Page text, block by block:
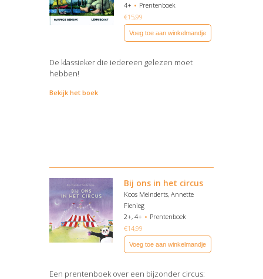
4+
Prentenboek
€15,99
Voeg toe aan winkelmandje
De klassieker die iedereen gelezen moet
hebben!
Bekijk het boek
Bij ons in het circus
Koos Meinderts, Annette
Fienieg
2+, 4+
Prentenboek
€14,99
Voeg toe aan winkelmandje
Een prentenboek over een bijzonder circus: